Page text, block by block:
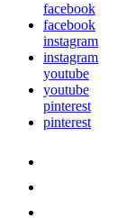
facebook
facebook
instagram
instagram
youtube
youtube
pinterest
pinterest